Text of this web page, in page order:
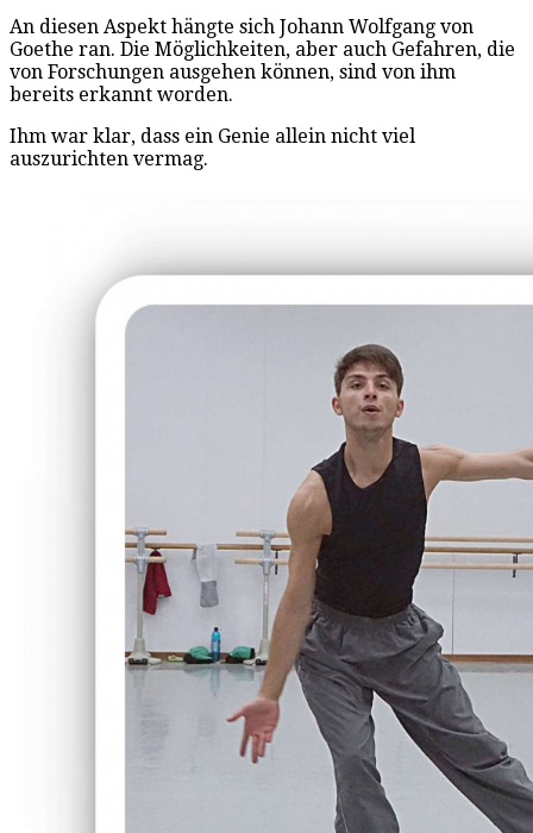
An diesen Aspekt hängte sich Johann Wolfgang von
Goethe ran. Die Möglichkeiten, aber auch Gefahren, die
von Forschungen ausgehen können, sind von ihm
bereits erkannt worden.
Ihm war klar, dass ein Genie allein nicht viel
auszurichten vermag.